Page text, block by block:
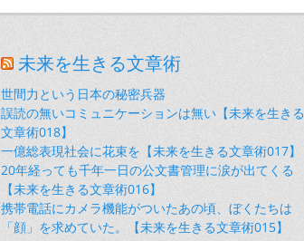
未来を生きる文章術
世間力という日本の秘密兵器
誤読の無いコミュニケーションは無い【未来を生きる
文章術018】
一億総表現社会に花束を【未来を生きる文章術017】
20年経っても千年一日の公文書管理に涙が出てくる
【未来を生きる文章術016】
携帯電話にカメラ機能がついたあの頃、ぼくたちは
「顔」を求めていた。【未来を生きる文章術015】